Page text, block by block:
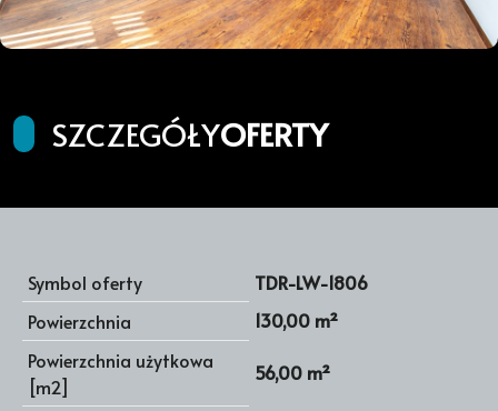
SZCZEGÓŁYOFERTY
Symbol oferty
TDR-LW-1806
Powierzchnia
130,00 m²
Powierzchnia użytkowa
[m2]
56,00 m²